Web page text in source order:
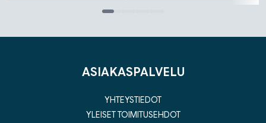
ASIAKASPALVELU
YHTEYSTIEDOT
YLEISET TOIMITUSEHDOT